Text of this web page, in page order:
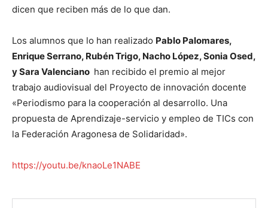
dicen que reciben más de lo que dan.
Los alumnos que lo han realizado Pablo Palomares,
Enrique Serrano, Rubén Trigo, Nacho López, Sonia Osed,
y Sara Valenciano han recibido el premio al mejor
trabajo audiovisual del Proyecto de innovación docente
«Periodismo para la cooperación al desarrollo. Una
propuesta de Aprendizaje-servicio y empleo de TICs con
la Federación Aragonesa de Solidaridad».
https://youtu.be/knaoLe1NABE